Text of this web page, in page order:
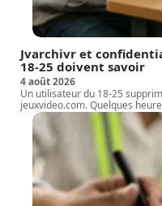
Jvarchivr et
18-25 doivent savoir
4 août 2026
Un utilisateur du 18-25
jeuxvideo.com. Quelques